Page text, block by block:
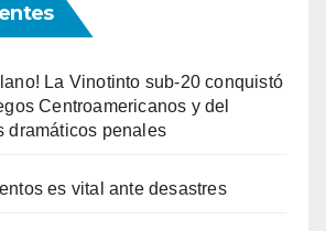
La Vinotinto sub-20 conquistó
Centroamericanos y del
dramáticos penales
es vital ante desastres